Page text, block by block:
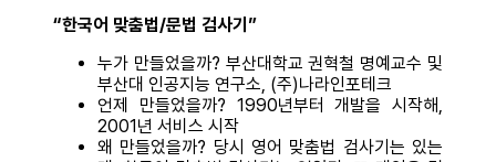
“한국어 맞춤법/문법 검사기”
누가 만들었을까? 부산대학교 권혁철 명예교수 및
부산대 인공지능 연구소, (주)나라인포테크
언제 만들었을까? 1990년부터 개발을 시작해,
2001년 서비스 시작
왜 만들었을까? 당시 영어 맞춤법 검사기는 있는